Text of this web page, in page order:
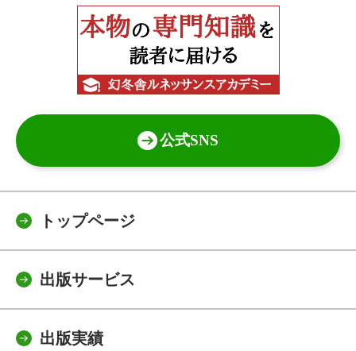
公式SNS
トップページ
出版サービス
出版実績